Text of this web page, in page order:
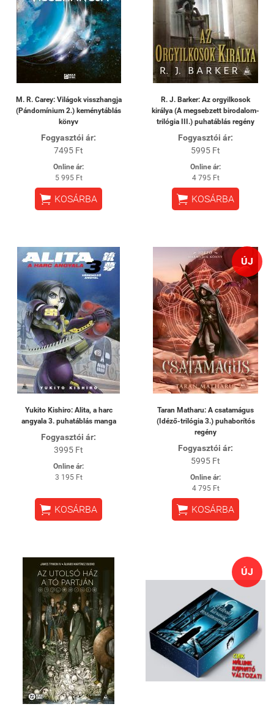
M. R. Carey: Világok visszhangja
(Pándomínium 2.) keménytáblás
könyv
Fogyasztói ár:
7495 Ft
Online ár:
5 995 Ft
 KOSÁRBA
R. J. Barker: Az orgyilkosok
királya (A megsebzett birodalom-
trilógia III.) puhatáblás regény
Fogyasztói ár:
5995 Ft
Online ár:
4 795 Ft
 KOSÁRBA
Yukito Kishiro: Alita, a harc
angyala 3. puhatáblás manga
Fogyasztói ár:
3995 Ft
Online ár:
3 195 Ft
 KOSÁRBA
ÚJ
Taran Matharu: A csatamágus
(Idéző-trilógia 3.) puhaborítós
regény
Fogyasztói ár:
5995 Ft
Online ár:
4 795 Ft
 KOSÁRBA
ÚJ